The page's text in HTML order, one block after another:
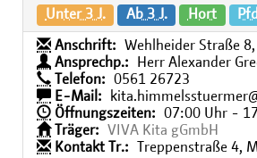
Unter 3 J. Ab 3 J. Hort
Anschrift:
Wehlheider Straße
Ansprechp.:
Herr Alexander
Telefon:
0561 26723
E-Mail:
Öffnungszeiten:
07:00 Uhr -
Träger:
VIVA Kita gGmbH
Kontakt Tr.:
Treppenstraße 4,